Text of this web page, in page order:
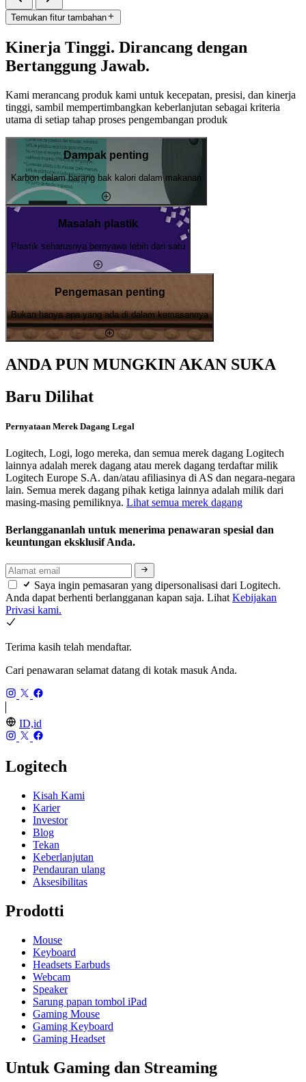
Temukan fitur tambahan
Kinerja Tinggi. Dirancang dengan
Bertanggung Jawab.
Kami merancang produk kami untuk kecepatan, presisi, dan kinerja
tinggi, sambil mempertimbangkan keberlanjutan sebagai kriteria
utama di setiap tahap proses pengembangan produk
Dampak penting
Karbon dalam barang bak kalori dalam makanan
Masalah plastik
Plastik seharusnya bernyawa lebih dari satu
Pengemasan penting
Bukan hanya apa yang ada di dalam kemasannya
ANDA PUN MUNGKIN AKAN SUKA
Baru Dilihat
Pernyataan Merek Dagang Legal
Logitech, Logi, logo mereka, dan semua merek dagang Logitech
lainnya adalah merek dagang atau merek dagang terdaftar milik
Logitech Europe S.A. dan/atau afiliasinya di AS dan negara-negara
lain. Semua merek dagang pihak ketiga lainnya adalah milik dari
masing-masing pemiliknya. Lihat semua merek dagang
Berlanggananlah untuk menerima penawaran spesial dan
keuntungan eksklusif Anda.
Saya ingin pemasaran yang dipersonalisasi dari Logitech.
Anda dapat berhenti berlangganan kapan saja. Lihat Kebijakan
Privasi kami.
Terima kasih telah mendaftar.
Cari penawaran selamat datang di kotak masuk Anda.
ID,id
Logitech
Kisah Kami
Karier
Investor
Blog
Tekan
Keberlanjutan
Pendauran ulang
Aksesibilitas
Prodotti
Mouse
Keyboard
Headsets Earbuds
Webcam
Speaker
Sarung papan tombol iPad
Gaming Mouse
Gaming Keyboard
Gaming Headset
Untuk Gaming dan Streaming